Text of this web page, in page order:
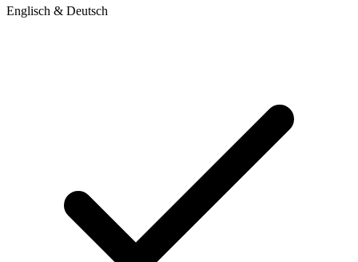
Englisch & Deutsch